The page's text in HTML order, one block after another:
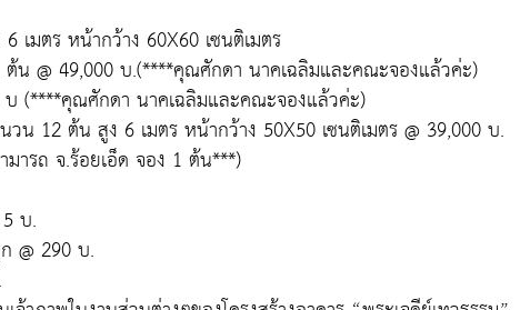
เมตร หน้ากว้าง 60X60 เซนติเมตร
ต้น @ 49,000 บ.(****คุณศักดา นาคเฉลิมและคณะจองแล้วค่ะ)
บ (****คุณศักดา นาคเฉลิมและคณะจองแล้วค่ะ)
วน 12 ต้น สูง 6 เมตร หน้ากว้าง 50X50 เซนติเมตร @ 39,000 บ.
ารถ จ.ร้อยเอ็ด จอง 1 ต้น***)
บ.
@ 290 บ.